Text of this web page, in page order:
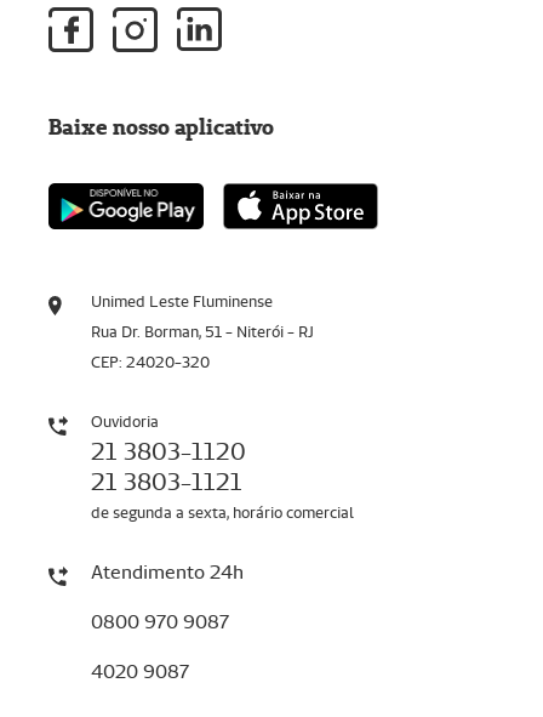
Unimed Leste Fluminense
Rua Dr. Borman, 51 - Niterói - RJ
CEP: 24020-320
Ouvidoria
21 3803-1120
21 3803-1121
de segunda a sexta, horário comercial
Atendimento 24h
0800 970 9087
4020 9087
Baixe nosso aplicativo